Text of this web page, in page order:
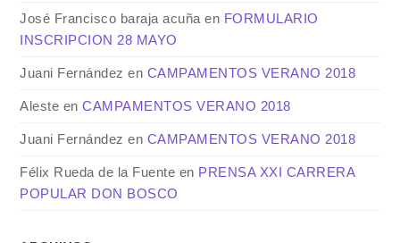
José Francisco baraja acuña en FORMULARIO
INSCRIPCION 28 MAYO
Juani Fernández en CAMPAMENTOS VERANO 2018
Aleste enCAMPAMENTOS VERANO 2018
Juani Fernández en CAMPAMENTOS VERANO 2018
Félix Rueda de la Fuente en PRENSA XXI CARRERA
POPULAR DON BOSCO